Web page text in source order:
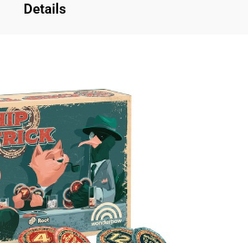
Details